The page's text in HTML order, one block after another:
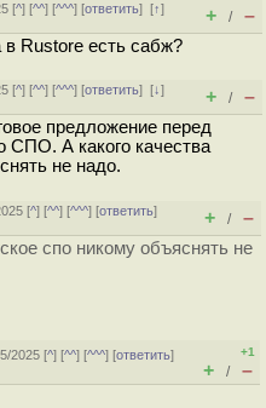
[^] [^^] [^^^] [ответить][↑]
+ / –
в Rustore есть сабж?
[^] [^^] [^^^] [ответить][↓]
+ / –
предложение перед
СПО. А какого качества
не надо.
[^] [^^] [^^^] [ответить]
+ / –
спо никому объяснять не
2025 [^] [^^] [^^^] [ответить]
+1
+ / –